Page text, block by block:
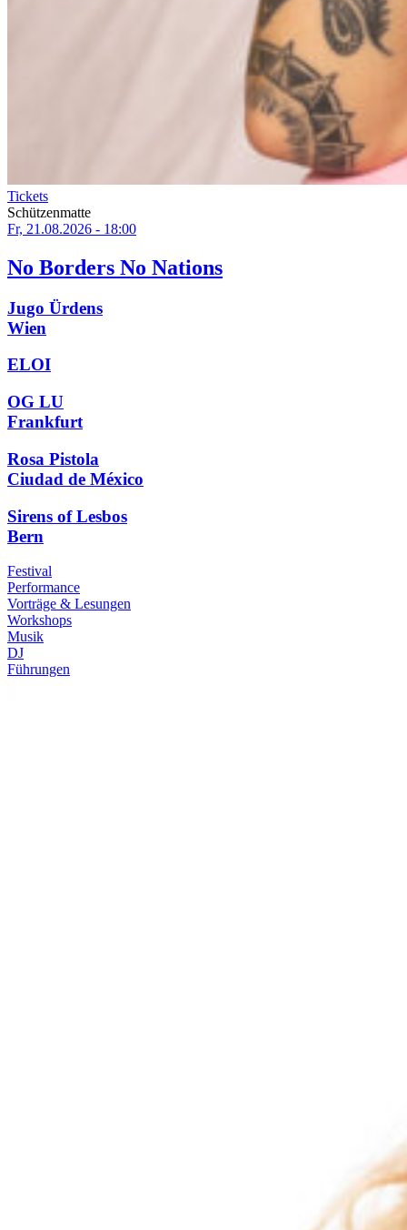
Tickets
Schützenmatte
Fr, 21.08.2026 - 18:00
No Borders No Nations
Jugo Ürdens
Wien
ELOI
OG LU
Frankfurt
Rosa Pistola
Ciudad de México
Sirens of Lesbos
Bern
Festival
Performance
Vorträge & Lesungen
Workshops
Musik
DJ
Führungen